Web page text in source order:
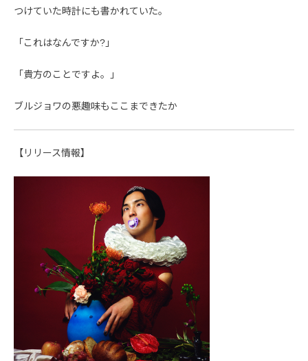
つけていた時計にも書かれていた。
「これはなんですか?」
「貴方のことですよ。」
ブルジョワの悪趣味もここまできたか
【リリース情報】